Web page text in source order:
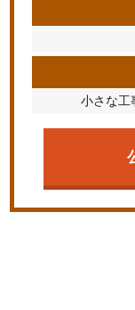
小さな工